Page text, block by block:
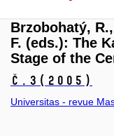
Brzobohatý,
F. (eds.): The
Stage of the
č.3 (2005)
Universitas - revue